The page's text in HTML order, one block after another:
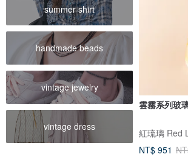
summer shirt
handmade beads
vintage jewelry
vintage dress
雲霧系列玻
紅琉璃 Red
NT$ 951